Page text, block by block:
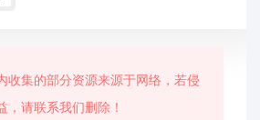
收集的部分资源来源于网络，若侵
，请联系我们删除！